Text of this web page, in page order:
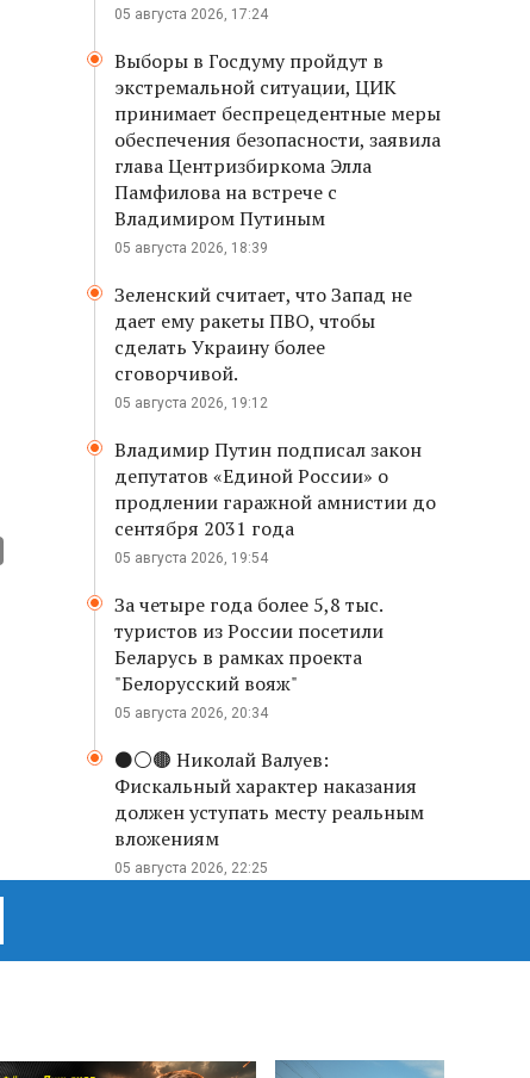
05 августа 2026, 17:24
Выборы в Госдуму пройдут в
экстремальной ситуации, ЦИК
принимает беспрецедентные меры
обеспечения безопасности, заявила
глава Центризбиркома Элла
Памфилова на встрече с
Владимиром Путиным
05 августа 2026, 18:39
Зеленский считает, что Запад не
дает ему ракеты ПВО, чтобы
сделать Украину более
сговорчивой.
05 августа 2026, 19:12
Владимир Путин подписал закон
депутатов «Единой России» о
продлении гаражной амнистии до
сентября 2031 года
05 августа 2026, 19:54
За четыре года более 5,8 тыс.
туристов из России посетили
Беларусь в рамках проекта
"Белорусский вояж"
05 августа 2026, 20:34
⚫️⚪️🟤 Николай Валуев:
Фискальный характер наказания
должен уступать месту реальным
вложениям
05 августа 2026, 22:25